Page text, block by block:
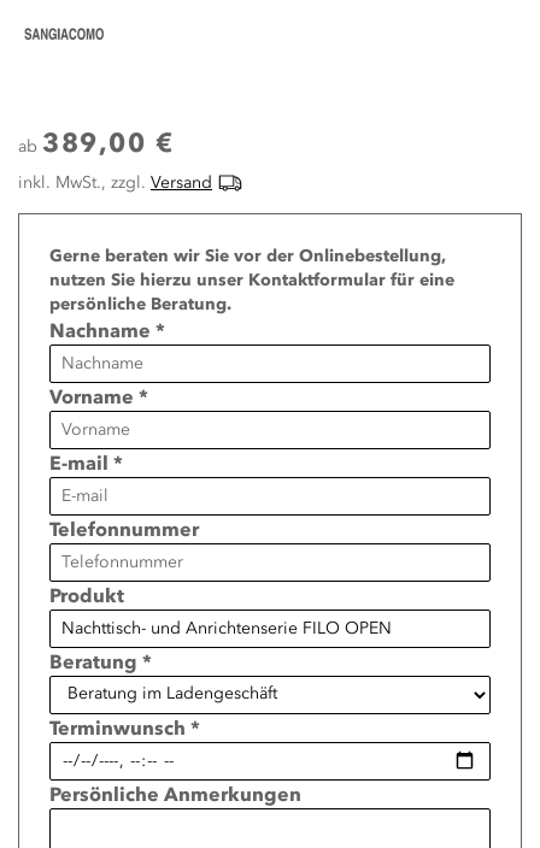
ab 389,00 €
inkl. MwSt., zzgl. Versand
Page
Gerne beraten wir Sie vor der Onlinebestellung,
nutzen Sie hierzu unser Kontaktformular für eine
persönliche Beratung.
Nachname *
Vorname *
E-mail *
Telefonnummer
Produkt
Beratung *
Terminwunsch *
Persönliche Anmerkungen